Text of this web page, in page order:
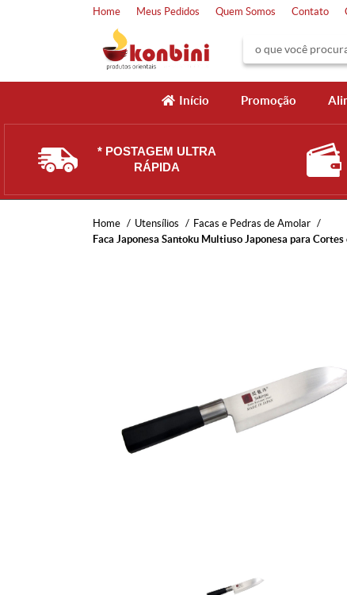
Home Meus Pedidos Quem Somos Contato
Início Promoção
* POSTAGEM ULTRA
RÁPIDA
Home Utensílios
Facas e Pedras de Amolar
Faca Japonesa Santoku Multiuso Japonesa para